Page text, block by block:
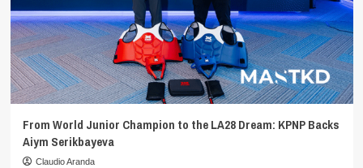
From World Junior Champion to the LA28 Dream: KPNP Backs
Aiym Serikbayeva
Claudio Aranda